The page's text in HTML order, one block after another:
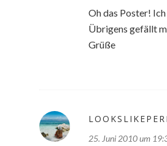
Oh das Poster!
Übrigens gefällt
Grüße
25. Juni 2010 um